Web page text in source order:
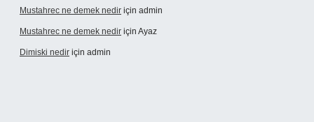
Mustahrec ne demek nedir için admin
Mustahrec ne demek nedir için Ayaz
Dimiski nedir için admin